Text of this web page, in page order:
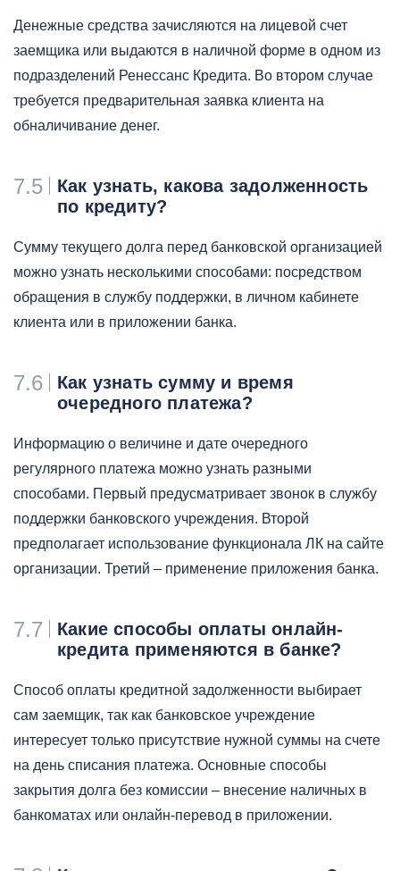
Денежные средства зачисляются на лицевой счет
заемщика или выдаются в наличной форме в одном из
подразделений Ренессанс Кредита. Во втором случае
требуется предварительная заявка клиента на
обналичивание денег.
7.5
Как узнать, какова задолженность
по кредиту?
Сумму текущего долга перед банковской организацией
можно узнать несколькими способами: посредством
обращения в службу поддержки, в личном кабинете
клиента или в приложении банка.
7.6
Как узнать сумму и время
очередного платежа?
Информацию о величине и дате очередного
регулярного платежа можно узнать разными
способами. Первый предусматривает звонок в службу
поддержки банковского учреждения. Второй
предполагает использование функционала ЛК на сайте
организации. Третий – применение приложения банка.
7.7
Какие способы оплаты онлайн-
кредита применяются в банке?
Способ оплаты кредитной задолженности выбирает
сам заемщик, так как банковское учреждение
интересует только присутствие нужной суммы на счете
на день списания платежа. Основные способы
закрытия долга без комиссии – внесение наличных в
банкоматах или онлайн-перевод в приложении.